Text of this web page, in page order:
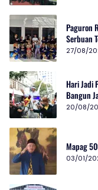
Paguron
Serbuan
27/08/
Hari Jadi
Bangun
20/08/
Mapag
03/01/